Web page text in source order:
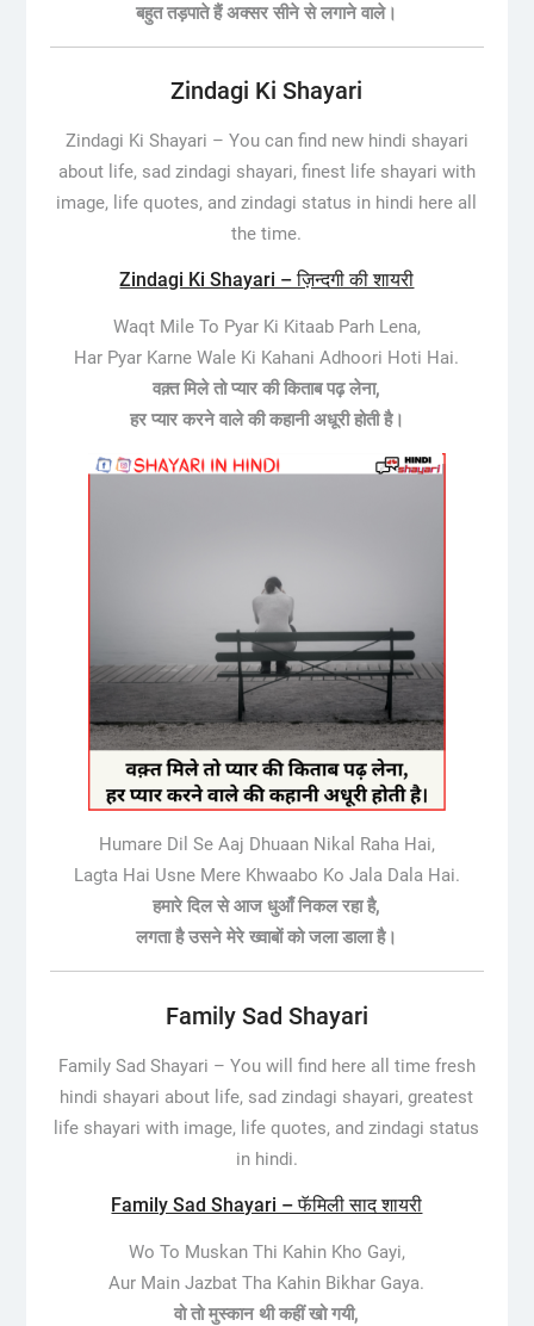
बहुत तड़पाते हैं अक्सर सीने से लगाने वाले।
Zindagi Ki Shayari
Zindagi Ki Shayari – You can find new hindi shayari
about life, sad zindagi shayari, finest life shayari with
image, life quotes, and zindagi status in hindi here all
the time.
Zindagi Ki Shayari – ज़िन्दगी की शायरी
Waqt Mile To Pyar Ki Kitaab Parh Lena,
Har Pyar Karne Wale Ki Kahani Adhoori Hoti Hai.
वक़्त मिले तो प्यार की किताब पढ़ लेना,
हर प्यार करने वाले की कहानी अधूरी होती है।
Humare Dil Se Aaj Dhuaan Nikal Raha Hai,
Lagta Hai Usne Mere Khwaabo Ko Jala Dala Hai.
हमारे दिल से आज धुआँ निकल रहा है,
लगता है उसने मेरे ख्वाबों को जला डाला है।
Family Sad Shayari
Family Sad Shayari – You will find here all time fresh
hindi shayari about life, sad zindagi shayari, greatest
life shayari with image, life quotes, and zindagi status
in hindi.
Family Sad Shayari – फॅमिली साद शायरी
Wo To Muskan Thi Kahin Kho Gayi,
Aur Main Jazbat Tha Kahin Bikhar Gaya.
वो तो मुस्कान थी कहीं खो गयी,